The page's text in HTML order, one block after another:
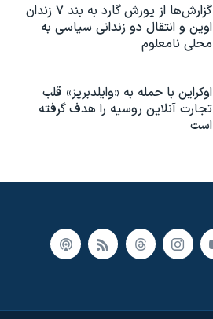
گزارش‌ها از یورش گارد به بند ۷ زندان
اوین و انتقال دو زندانی سیاسی به
محلی نامعلوم
اوکراین با حمله به «وایلدبریز» قلب
تجارت آنلاین روسیه را هدف گرفته
است